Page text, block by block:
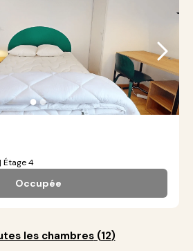
●●
Étage 4
Occupée
les chambres(12)